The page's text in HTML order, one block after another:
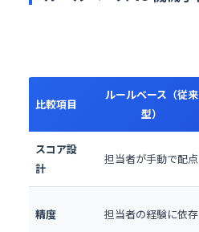
比較項目
ルールベース（従来
型）
スコア設
計
担当者が手動で配点
精度 担当者の経験に依存